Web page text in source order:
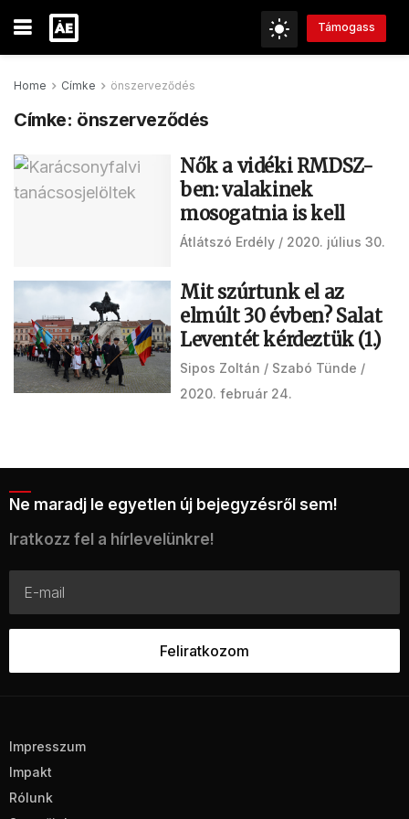
Támogass
Home Címke önszerveződés
Címke: önszerveződés
Nők a vidéki RMDSZ-
ben: valakinek
mosogatnia is kell
Átlátszó Erdély 2020. július 30.
Mit szúrtunk el az
elmúlt 30 évben? Salat
Leventét kérdeztük (1.)
Sipos Zoltán
Szabó Tünde
2020. február 24.
Ne maradj le egyetlen új bejegyzésről sem!
Iratkozz fel a hírlevelünkre!
Impresszum
Impakt
Rólunk